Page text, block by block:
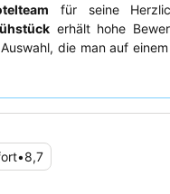
für seine
erhält hohe
die man auf
•8,7